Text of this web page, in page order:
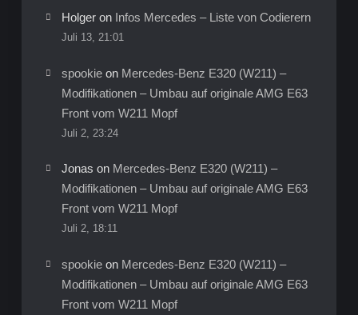
Dichtungen,
Holgeron Infos Mercedes – Liste von Codierern
Juli 13, 21:01
spookieon Mercedes-Benz E320 (W211) –
Modifikationen – Umbau auf originale AMG E63
Front vom W211 Mopf
Juli 2, 23:24
Jonas on Mercedes-Benz E320 (W211) –
Modifikationen – Umbau auf originale AMG E63
Front vom W211 Mopf
Juli 2, 18:11
spookieon Mercedes-Benz E320 (W211) –
Modifikationen – Umbau auf originale AMG E63
Front vom W211 Mopf